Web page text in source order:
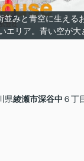
並みと青空に生える
エリア。青い空が大
県綾瀬市深谷中 ６丁